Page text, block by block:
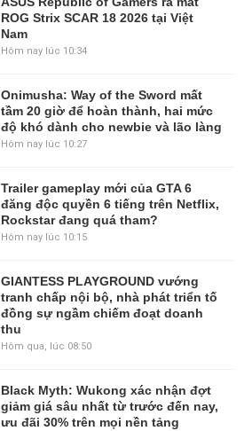
ROG Strix SCAR 18 2026 tại Việt
Nam
Hôm nay lúc 10:34
Onimusha: Way of the Sword mất
tầm 20 giờ để hoàn thành, hai mức
độ khó dành cho newbie và lão làng
Hôm nay lúc 10:27
Trailer gameplay mới của GTA 6
đăng độc quyền 6 tiếng trên Netflix,
Rockstar đang quá tham?
Hôm nay lúc 10:15
GIANTESS PLAYGROUND vướng
tranh chấp nội bộ, nhà phát triển tố
đồng sự ngầm chiếm đoạt doanh
thu
Hôm qua, lúc 08:50
Black Myth: Wukong xác nhận đợt
giảm giá sâu nhất từ trước đến nay,
ưu đãi 30% trên mọi nền tảng